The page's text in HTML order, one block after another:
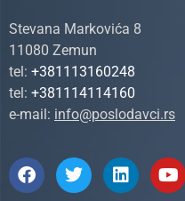
Stevana Markovića 8
11080 Zemun
tel: +381113160248
tel: +381114114160
e-mail: info@poslodavci.rs